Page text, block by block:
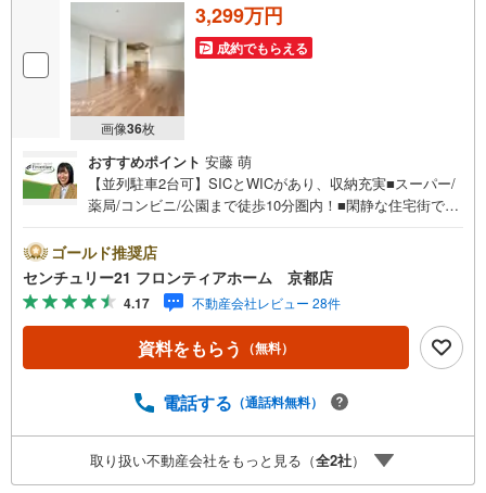
画像36枚
3,299万円
成約でもらえる
おすすめポイント 安藤 萌
【並列駐車2台可】SICとWICがあり、収納充実■スーパー/
薬局/コンビニ/公園まで徒歩10分圏内！■閑静な住宅街で住
ありますので、スッキリとご利用いただけます・約20.2帖
のリビングは家族団らんの時間をお過ごしいただけるスペ
ースになっております。・2階の洋室は勾配天井になってお
り、広く感じさせる工夫が詰まっています 立地・百々小学
校まで徒歩約10分・山科中学校まで徒歩約17分 弊社が選ば
れる理由 1.お金の扱い方のプロ、ファイナンシャルプラン
売却専門チームあり！3.たくさんの銀行と繋がりがあるた
ランナーがご提案5.定期的にご連絡を繋ぎ、有事の際に迅
速にサポートいたします弊社は専門家同士が連携をとって
ゴールド推奨店
センチュリー21 フロンティアホーム 京都店
4.17 不動産会社レビュー 28件
資料をもらう （無料）
電話する （通話料無料）
取り扱い不動産会社をもっと見る（全2社）